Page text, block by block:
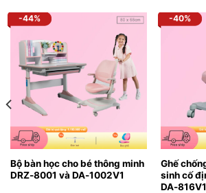
-44%
Bộ bàn học cho bé thông minh
DRZ-8001 và DA-1002V1
-40%
Ghế
sinh cố
DA-816V1